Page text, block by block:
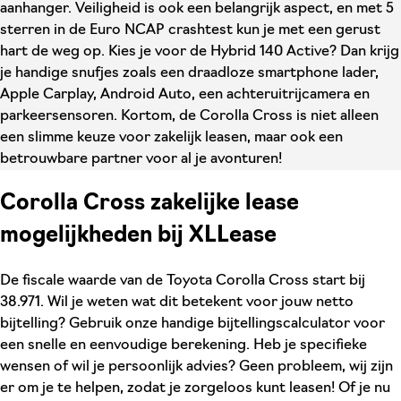
aanhanger. Veiligheid is ook een belangrijk aspect, en met 5
sterren in de Euro NCAP crashtest kun je met een gerust
hart de weg op. Kies je voor de Hybrid 140 Active? Dan krijg
je handige snufjes zoals een draadloze smartphone lader,
Apple Carplay, Android Auto, een achteruitrijcamera en
parkeersensoren. Kortom, de Corolla Cross is niet alleen
een slimme keuze voor zakelijk leasen, maar ook een
betrouwbare partner voor al je avonturen!
Corolla Cross zakelijke lease
mogelijkheden bij XLLease
De fiscale waarde van de Toyota Corolla Cross start bij
38.971. Wil je weten wat dit betekent voor jouw netto
bijtelling? Gebruik onze handige bijtellingscalculator voor
een snelle en eenvoudige berekening. Heb je specifieke
wensen of wil je persoonlijk advies? Geen probleem, wij zijn
er om je te helpen, zodat je zorgeloos kunt leasen! Of je nu